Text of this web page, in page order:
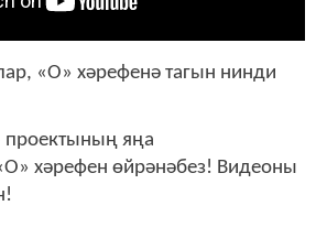
«О» хәрефенә тагын нинди
проектының яңа
хәрефен өйрәнәбез! Видеоны